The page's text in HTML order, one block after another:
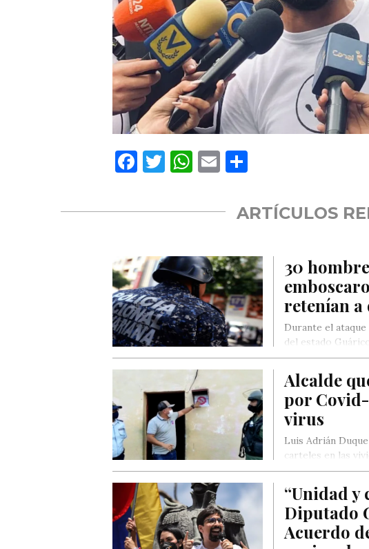
Facebook
Twitter
WhatsApp
EmailCompartir
ARTÍCULOS
30
retenían a
Durante el
del estado
Alcalde
por
virus
Luis Adrián
carteles en las
Coronavirus.
“Unidad y
Diputado
Acuerdo